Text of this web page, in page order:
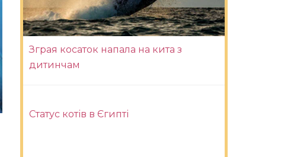
Зграя косаток напала на кита з
дитинчам
Статус котів в Єгипті